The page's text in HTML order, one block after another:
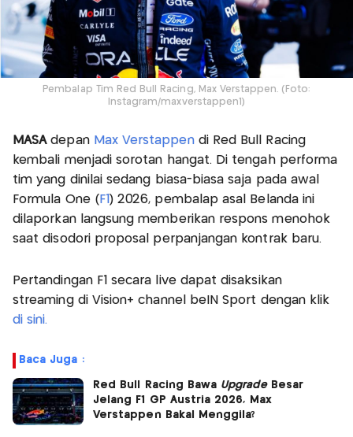
Pembalap Tim Red Bull Racing, Max Verstappen. (Foto:
Instagram/maxverstappen1)
MASAdepan Max Verstappendi Red Bull Racing
kembali menjadi sorotan hangat. Di tengah performa
tim yang dinilai sedang biasa-biasa saja pada awal
Formula One ( F1 ) 2026, pembalap asal Belanda ini
dilaporkan langsung memberikan respons menohok
saat disodori proposal perpanjangan kontrak baru.
Pertandingan F1 secara live dapat disaksikan
streaming di Vision+ channel beIN Sport dengan klik
di sini.
Baca Juga :
Red Bull Racing Bawa UpgradeBesar
Jelang F1 GP Austria 2026, Max
Verstappen Bakal Menggila?